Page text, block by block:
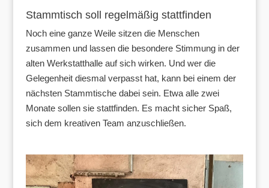
Stammtisch soll regelmäßig stattfinden
Noch eine ganze Weile sitzen die Menschen
zusammen und lassen die besondere Stimmung in der
alten Werkstatthalle auf sich wirken. Und wer die
Gelegenheit diesmal verpasst hat, kann bei einem der
nächsten Stammtische dabei sein. Etwa alle zwei
Monate sollen sie stattfinden. Es macht sicher Spaß,
sich dem kreativen Team anzuschließen.